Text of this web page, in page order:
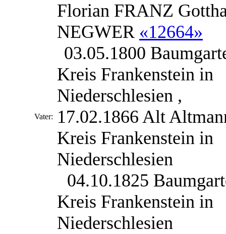
Vater:
Florian FRANZ
NEGWER «12664»
03.05.1800
Kreis Frankenstein in
Niederschlesien ,
17.02.1866 Alt
Kreis Frankenstein in
Niederschlesien
04.10.1825
Kreis Frankenstein in
Niederschlesien